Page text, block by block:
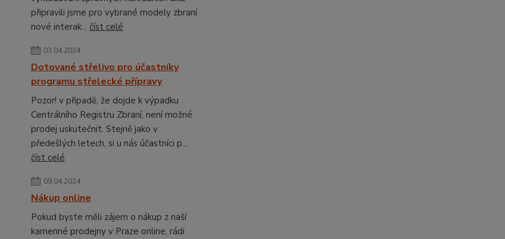
připravili jsme pro vybrané modely zbraní
nové interak... číst celé
03.04.2024
Dotované střelivo pro účastníky
programu střelecké přípravy
Pozor! v připadě, že dojde k výpadku
Centrálního Registru Zbraní, není možné
prodej uskutečnit. Stejně jako v
předešlých letech, si u nás účastníci p...
číst celé
09.04.2024
Nákup online
Pokud byste měli zájem o nákup z naší
kamenné prodejny v Praze online, rádi